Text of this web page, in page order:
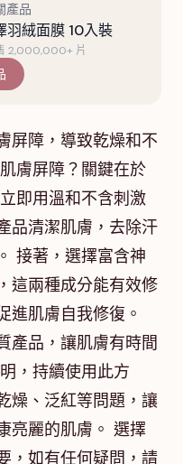
產品
羽絨面膜 10入裝
2,000,000+ 片
屏障，導致乾燥和不
膚屏障？關鍵在於
即用溫和不含刺激
品清潔肌膚，去除汗
接著，選擇富含神
這兩種成分能有效修
進肌膚自我修復。
產品，讓肌膚有時間
，持續使用此方
燥、泛紅等問題，讓
亮麗的肌膚。 選擇
，如有任何疑問，請